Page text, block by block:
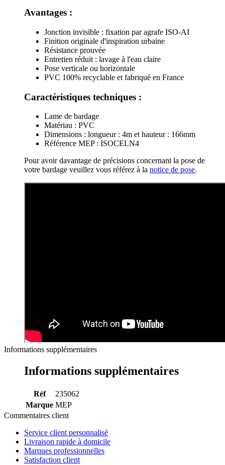
Avantages :
Jonction invisible : fixation par agrafe ISO-AI
Finition originale d'inspiration urbaine
Résistance prouvée
Entretien réduit : lavage à l'eau claire
Pose verticale ou horizontale
PVC 100% recyclable et fabriqué en France
Caractéristiques techniques :
Lame de bardage
Matériau : PVC
Dimensions : longueur : 4m et hauteur : 166mm
Référence MEP : ISOCELN4
Pour avoir davantage de précisions concernant la pose de
votre bardage veuillez vous référez à la notice de pose.
Informations supplémentaires
Informations supplémentaires
Réf
235062
Marque MEP
Commentaires client
Service client personnalisé
Livraison rapide à domicile
Marques professionnelles
Satisfaction client